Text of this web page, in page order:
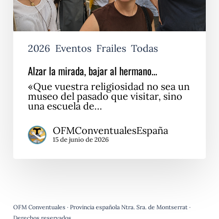
2026 Eventos Frailes Todas
Alzar la mirada, bajar al hermano…
«Que vuestra religiosidad no sea un
museo del pasado que visitar, sino
una escuela de…
OFMConventualesEspaña
15 de junio de 2026
OFM Conventuales · Provincia española Ntra. Sra. de Montserrat ·